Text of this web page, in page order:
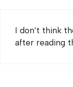
I don’t think
after reading